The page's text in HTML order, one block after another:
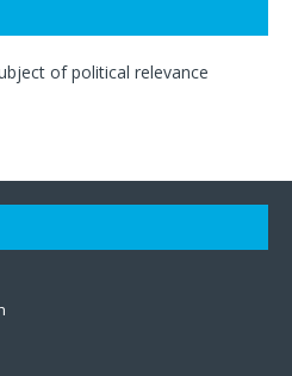
of political relevance